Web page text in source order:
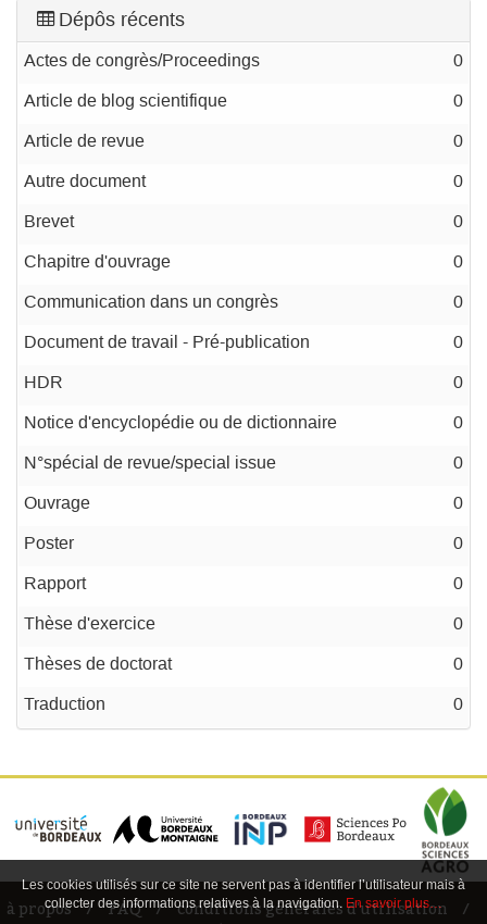
Dépôs récents
Actes de congrès/Proceedings 0
Article de blog scientifique 0
Article de revue 0
Autre document 0
Brevet 0
Chapitre d'ouvrage 0
Communication dans un congrès 0
Document de travail - Pré-publication 0
HDR 0
Notice d'encyclopédie ou de dictionnaire 0
N°spécial de revue/special issue 0
Ouvrage 0
Poster 0
Rapport 0
Thèse d'exercice 0
Thèses de doctorat 0
Traduction 0
à propos FAQ
conditions générales d'utilisation
Les cookies utilisés sur ce site ne servent pas à identifier l’utilisateur mais à
collecter des informations relatives à la navigation. En savoir plus…